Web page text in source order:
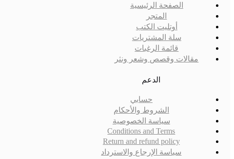
الصفحة الرئيسية
المتجر
أوتليت الكتب
سلة المشتريات
قائمة الرغبات
مقالات وقصص وشعر ونثر
الدعم
حسابي
الشروط والأحكام
سياسة الخصوصية
Conditions and Terms
Return and refund policy
سياسة الإرجاع والاسترداد